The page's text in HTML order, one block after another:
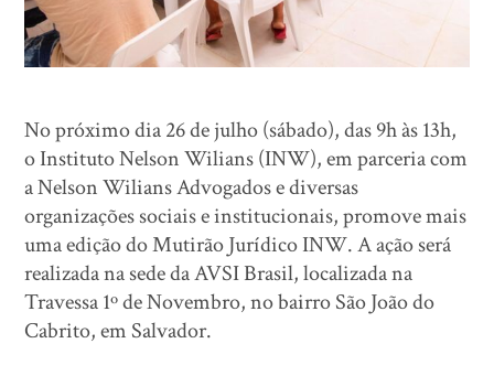
No próximo dia 26 de julho (sábado), das 9h às 13h,
o Instituto Nelson Wilians (INW), em parceria com
a Nelson Wilians Advogados e diversas
organizações sociais e institucionais, promove mais
uma edição do Mutirão Jurídico INW. A ação será
realizada na sede da AVSI Brasil, localizada na
Travessa 1º de Novembro, no bairro São João do
Cabrito, em Salvador.